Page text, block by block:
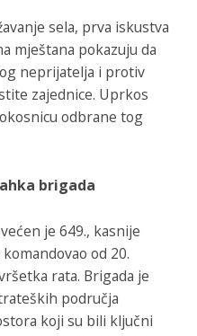
sela, prva iskustva
mještana pokazuju da
neprijatelja i protiv
zajednice. Uprkos
odbrane tog
brigada
je 649., kasnije
od 20.
rata. Brigada je
područja
koji su bili ključni